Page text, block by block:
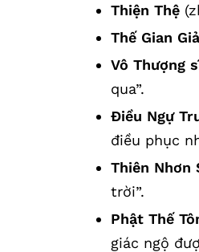
Thiện Thệ
Thế Gian
Vô Thượng
qua”.
Điều Ngự
điều phục
Thiên Nhơn
trời”.
Phật Thế
giác ngộ